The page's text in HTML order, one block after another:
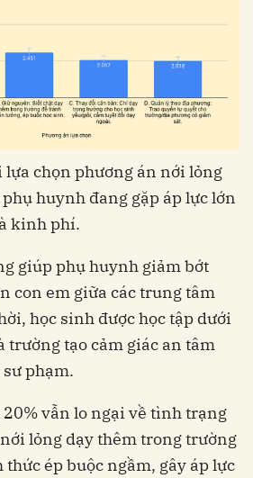
lựa chọn phương án nới lỏng
huynh đang gặp áp lực lớn
kinh phí.
giúp phụ huynh giảm bớt
con em giữa các trung tâm
học sinh được học tập dưới
trường tạo cảm giác an tâm
phạm.
vẫn lo ngại về tình trạng
lỏng dạy thêm trong trường
ép buộc ngầm, gây áp lực